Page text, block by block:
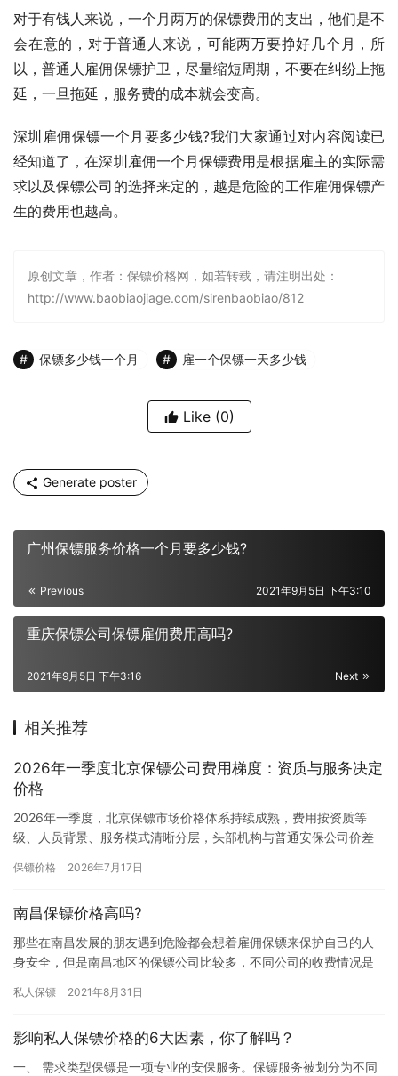
对于有钱人来说，一个月两万的保镖费用的支出，他们是不
会在意的，对于普通人来说，可能两万要挣好几个月，所
以，普通人雇佣保镖护卫，尽量缩短周期，不要在纠纷上拖
延，一旦拖延，服务费的成本就会变高。
深圳雇佣保镖一个月要多少钱?我们大家通过对内容阅读已
经知道了，在深圳雇佣一个月保镖费用是根据雇主的实际需
求以及保镖公司的选择来定的，越是危险的工作雇佣保镖产
生的费用也越高。
原创文章，作者：保镖价格网，如若转载，请注明出处：
http://www.baobiaojiage.com/sirenbaobiao/812
保镖多少钱一个月 雇一个保镖一天多少钱
Like (0)
Generate poster
广州保镖服务价格一个月要多少钱?
Previous 2021年9月5日 下午3:10
重庆保镖公司保镖雇佣费用高吗?
Next
2021年9月5日 下午3:16
相关推荐
2026年一季度北京保镖公司费用梯度：资质与服务决定
价格
2026年一季度，北京保镖市场价格体系持续成熟，费用按资质等
级、人员背景、服务模式清晰分层，头部机构与普通安保公司价差
团…
保镖价格 2026年7月17日
南昌保镖价格高吗?
那些在南昌发展的朋友遇到危险都会想着雇佣保镖来保护自己的人
身安全，但是南昌地区的保镖公司比较多，不同公司的收费情况是
茫，所以…
私人保镖 2021年8月31日
影响私人保镖价格的6大因素，你了解吗？
一、 需求类型保镖是一项专业的安保服务。保镖服务被划分为不同